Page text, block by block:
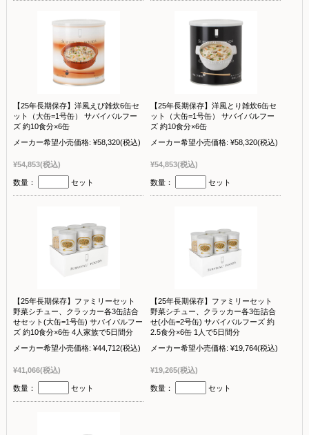
【25年長期保存】洋風えび雑炊6缶セ
ット（大缶=1号缶） サバイバルフー
ズ 約10食分×6缶
メーカー希望小売価格: ¥58,320(税込)
¥54,853(税込)
数量： セット
【25年長期保存】洋風とり雑炊6缶セ
ット（大缶=1号缶） サバイバルフー
ズ 約10食分×6缶
メーカー希望小売価格: ¥58,320(税込)
¥54,853(税込)
数量： セット
【25年長期保存】ファミリーセット
野菜シチュー、クラッカー各3缶詰合
せセット(大缶=1号缶) サバイバルフー
ズ 約10食分×6缶 4人家族で5日間分
メーカー希望小売価格: ¥44,712(税込)
¥41,066(税込)
数量： セット
【25年長期保存】ファミリーセット
野菜シチュー、クラッカー各3缶詰合
せ(小缶=2号缶) サバイバルフーズ 約
2.5食分×6缶 1人で5日間分
メーカー希望小売価格: ¥19,764(税込)
¥19,265(税込)
数量： セット